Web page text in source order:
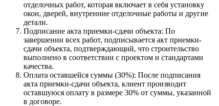
отделочных работ, которая включает в себя установку
окон, дверей, внутренние отделочные работы и другие
детали.
Подписание акта приемки-сдачи объекта: По
завершении всех работ, подписывается акт приемки-
сдачи объекта, подтверждающий, что строительство
выполнено в соответствии с проектом и стандартами
качества.
Оплата оставшейся суммы (30%): После подписания
акта приемки-сдачи объекта, клиент производит
оставшуюся оплату в размере 30% от суммы, указанной
в договоре.